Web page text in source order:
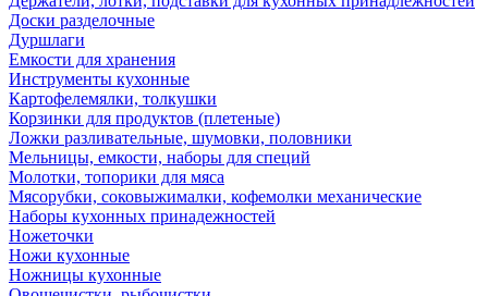
Доски разделочные
Дуршлаги
Емкости для хранения
Инструменты кухонные
Картофелемялки, толкушки
Корзинки для продуктов (плетеные)
Ложки разливательные, шумовки, половники
Мельницы, емкости, наборы для специй
Молотки, топорики для мяса
Мясорубки, соковыжималки, кофемолки механические
Наборы кухонных принадежностей
Ножеточки
Ножи кухонные
Ножницы кухонные